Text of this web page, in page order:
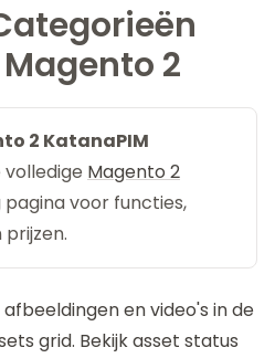
2
2 KatanaPIM
volledige Magento 2
pagina voor functies,
en video's in de
grid. Bekijk asset status